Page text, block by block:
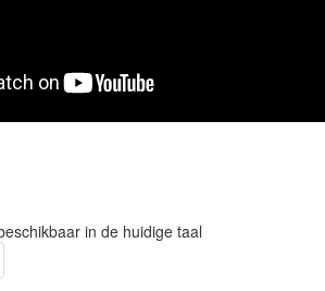
in de huidige taal